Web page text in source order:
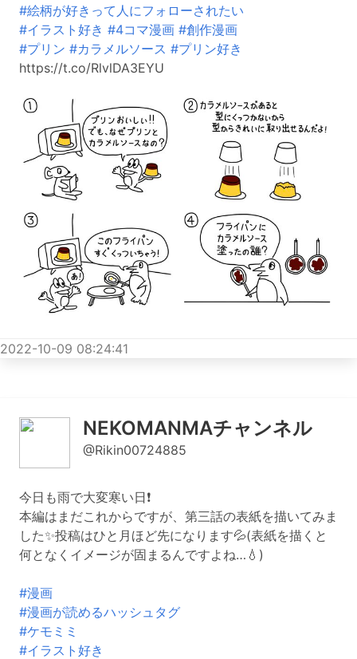
#絵柄が好きって人にフォローされたい
#イラスト好き #4コマ漫画 #創作漫画
#プリン #カラメルソース #プリン好き
https://t.co/RlvlDA3EYU
2022-10-09 08:24:41
NEKOMANMAチャンネル
@Rikin00724885
今日も雨で大変寒い日❗️
本編はまだこれからですが、第三話の表紙を描いてみま
した✨投稿はひと月ほど先になります💦(表紙を描くと
何となくイメージが固まるんですよね…💧)
#漫画
#漫画が読めるハッシュタグ
#ケモミミ
#イラスト好き